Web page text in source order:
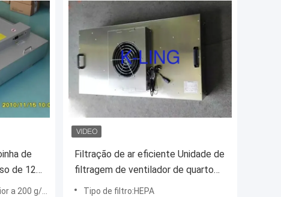
de
de 125
45 dB
a 200 g/m2
Filtração de ar eficiente Unidade de
filtragem de ventilador de quarto
limpo Vida útil de 6 meses
Tipo de filtro:HEPA